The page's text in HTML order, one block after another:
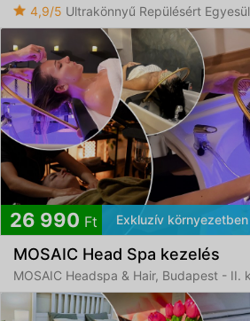
4,9/5 Ultrakönnyű Repülésért
26 990 Ft Exkluzív környezetben
MOSAIC Head Spa kezelés
MOSAIC Headspa & Hair, Budapest - II.